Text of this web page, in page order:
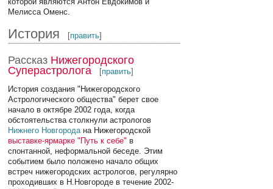
Мелисса Оменс.
История [править]
Рассказ Нижегородского
Суперастролога
[править]
История создания "Нижегородского
Астрологического общества" берет свое
начало в октябре 2002 года, когда
обстоятельства столкнули астрологов
Нижнего Новгорода на Нижегородской
выставке-ярмарке "Путь к себе" в
спонтанной, неформальной беседе. Этим
событием было положено начало общих
встреч нижегородских астрологов, регулярно
проходивших в Н.Новгороде в течение 2002-